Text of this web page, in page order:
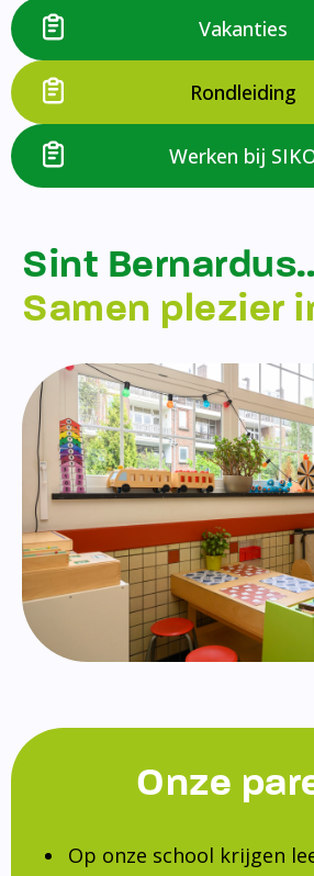
Vakanties
Rondleiding
Werken bij
Sint
Samen plezier
Onze
Op onze school krijgen